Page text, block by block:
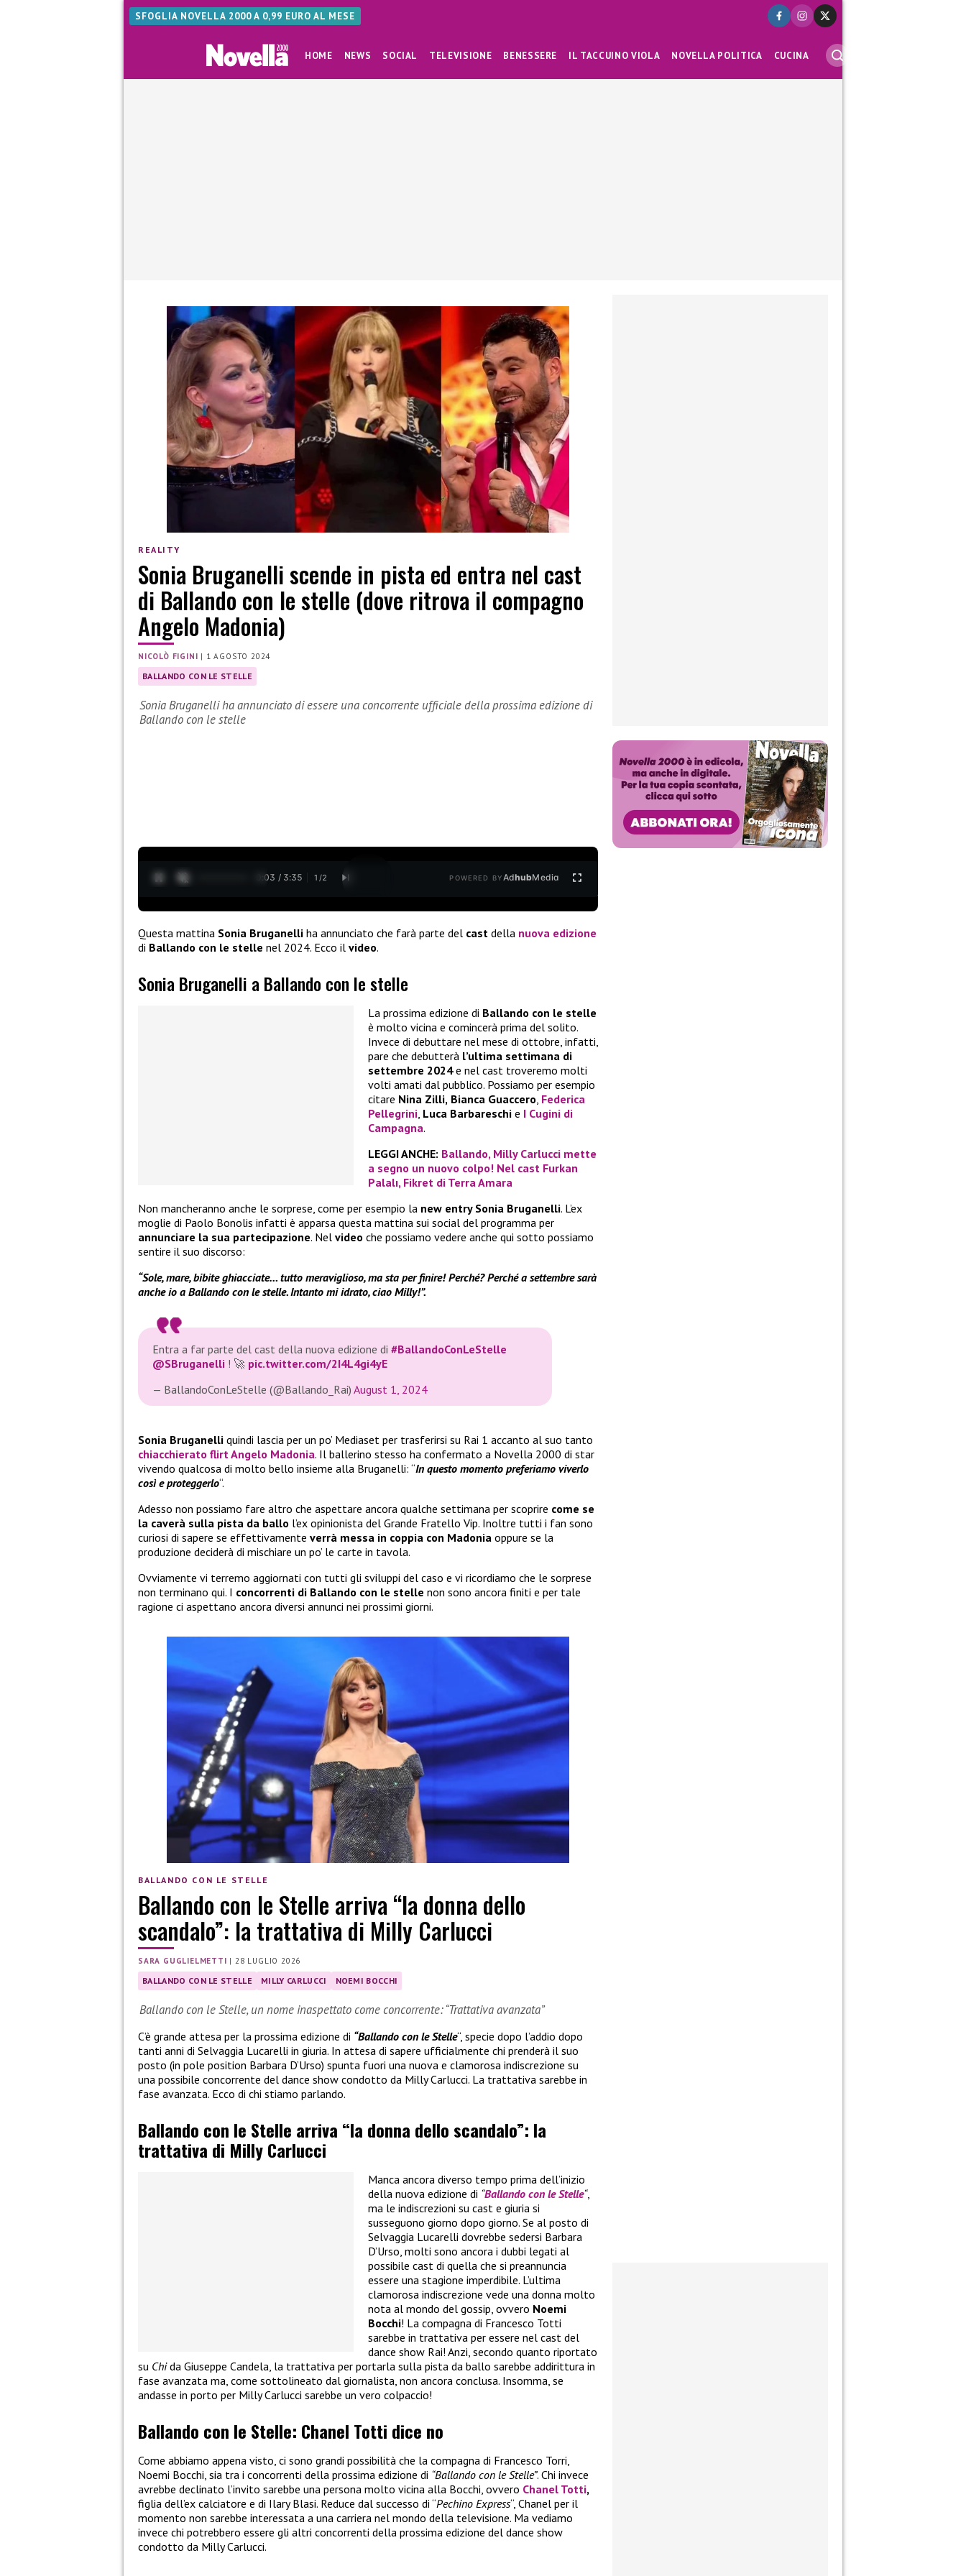
SFOGLIA NOVELLA 2000 A 0,99 EURO AL MESE
HOME NEWS SOCIAL TELEVISIONE BENESSERE IL TACCUINO VIOLA NOVELLA POLITICA CUCINA
REALITY
Sonia Bruganelli scende in pista ed entra nel cast
di Ballando con le stelle (dove ritrova il compagno
Angelo Madonia)
NICOLÒ FIGINI | 1 AGOSTO 2024
BALLANDO CON LE STELLE
Sonia Bruganelli ha annunciato di essere una concorrente ufficiale della prossima edizione di
Ballando con le stelle
0:05 / 3:35 1 /2 POWERED BYAdhubMedia
Questa mattina Sonia Bruganelli ha annunciato che farà parte del cast della nuova edizione
di Ballando con le stelle nel 2024. Ecco il video.
Sonia Bruganelli a Ballando con le stelle
La prossima edizione di Ballando con le stelle
è molto vicina e comincerà prima del solito.
Invece di debuttare nel mese di ottobre, infatti,
pare che debutterà l’ultima settimana di
settembre 2024e nel cast troveremo molti
volti amati dal pubblico. Possiamo per esempio
citare Nina Zilli, Bianca Guaccero, Federica
Pellegrini, Luca Barbareschi e I Cugini di
Campagna.
LEGGI ANCHE: Ballando, Milly Carlucci mette
a segno un nuovo colpo! Nel cast Furkan
Palalı, Fikret di Terra Amara
Non mancheranno anche le sorprese, come per esempio la new entry Sonia Bruganelli. L’ex
moglie di Paolo Bonolis infatti è apparsa questa mattina sui social del programma per
annunciare la sua partecipazione. Nel video che possiamo vedere anche qui sotto possiamo
sentire il suo discorso:
“Sole, mare, bibite ghiacciate… tutto meraviglioso, ma sta per finire! Perché? Perché a settembre sarà
anche io a Ballando con le stelle. Intanto mi idrato, ciao Milly!”.
Entra a far parte del cast della nuova edizione di #BallandoConLeStelle
@SBruganelli ! 🚀 pic.twitter.com/2I4L4gi4yE
— BallandoConLeStelle (@Ballando_Rai) August 1, 2024
Sonia Bruganelli quindi lascia per un po’ Mediaset per trasferirsi su Rai 1 accanto al suo tanto
chiacchierato flirt Angelo Madonia. Il ballerino stesso ha confermato a Novella 2000 di star
vivendo qualcosa di molto bello insieme alla Bruganelli: “In questo momento preferiamo viverlo
così e proteggerlo“.
Adesso non possiamo fare altro che aspettare ancora qualche settimana per scoprire come se
la caverà sulla pista da ballo l’ex opinionista del Grande Fratello Vip. Inoltre tutti i fan sono
curiosi di sapere se effettivamente verrà messa in coppia con Madonia oppure se la
produzione deciderà di mischiare un po’ le carte in tavola.
Ovviamente vi terremo aggiornati con tutti gli sviluppi del caso e vi ricordiamo che le sorprese
non terminano qui. I concorrenti di Ballando con le stelle non sono ancora finiti e per tale
ragione ci aspettano ancora diversi annunci nei prossimi giorni.
BALLANDO CON LE STELLE
Ballando con le Stelle arriva “la donna dello
scandalo”: la trattativa di Milly Carlucci
SARA GUGLIELMETTI |28 LUGLIO 2026
BALLANDO CON LE STELLE MILLY CARLUCCI NOEMI BOCCHI
Ballando con le Stelle, un nome inaspettato come concorrente: “Trattativa avanzata”
C’è grande attesa per la prossima edizione di “Ballando con le Stelle“, specie dopo l’addio dopo
tanti anni di Selvaggia Lucarelli in giuria. In attesa di sapere ufficialmente chi prenderà il suo
posto (in pole position Barbara D’Urso) spunta fuori una nuova e clamorosa indiscrezione su
una possibile concorrente del dance show condotto da Milly Carlucci. La trattativa sarebbe in
fase avanzata. Ecco di chi stiamo parlando.
Ballando con le Stelle arriva “la donna dello scandalo”: la
trattativa di Milly Carlucci
Manca ancora diverso tempo prima dell’inizio
della nuova edizione di “Ballando con le Stelle“,
ma le indiscrezioni su cast e giuria si
susseguono giorno dopo giorno. Se al posto di
Selvaggia Lucarelli dovrebbe sedersi Barbara
D’Urso, molti sono ancora i dubbi legati al
possibile cast di quella che si preannuncia
essere una stagione imperdibile. L’ultima
clamorosa indiscrezione vede una donna molto
nota al mondo del gossip, ovvero Noemi
Bocchi! La compagna di Francesco Totti
sarebbe in trattativa per essere nel cast del
dance show Rai! Anzi, secondo quanto riportato
su Chida Giuseppe Candela, la trattativa per portarla sulla pista da ballo sarebbe addirittura in
fase avanzata ma, come sottolineato dal giornalista, non ancora conclusa. Insomma, se
andasse in porto per Milly Carlucci sarebbe un vero colpaccio!
Ballando con le Stelle: Chanel Totti dice no
Come abbiamo appena visto, ci sono grandi possibilità che la compagna di Francesco Torri,
Noemi Bocchi, sia tra i concorrenti della prossima edizione di “Ballando con le Stelle”. Chi invece
avrebbe declinato l’invito sarebbe una persona molto vicina alla Bocchi, ovvero Chanel Totti,
figlia dell’ex calciatore e di Ilary Blasi. Reduce dal successo di “Pechino Express“, Chanel per il
momento non sarebbe interessata a una carriera nel mondo della televisione. Ma vediamo
invece chi potrebbero essere gli altri concorrenti della prossima edizione del dance show
condotto da Milly Carlucci.